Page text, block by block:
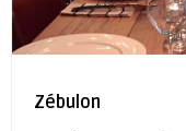
Zébulon